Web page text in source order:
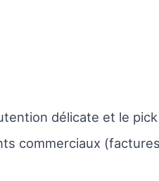
délicate et le
commerciaux